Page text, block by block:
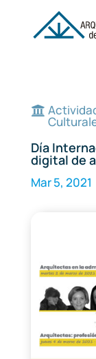

Día
digital de
Mar 5, 2021